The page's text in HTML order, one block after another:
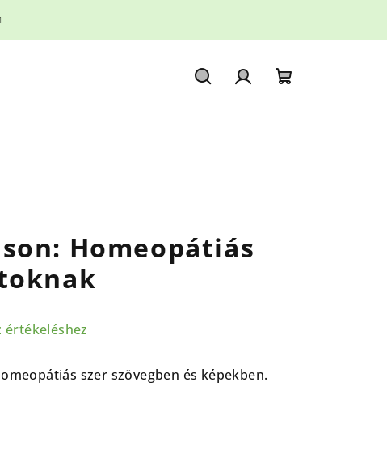
Homeopátiás
értékeléshez
szer szövegben és képekben.